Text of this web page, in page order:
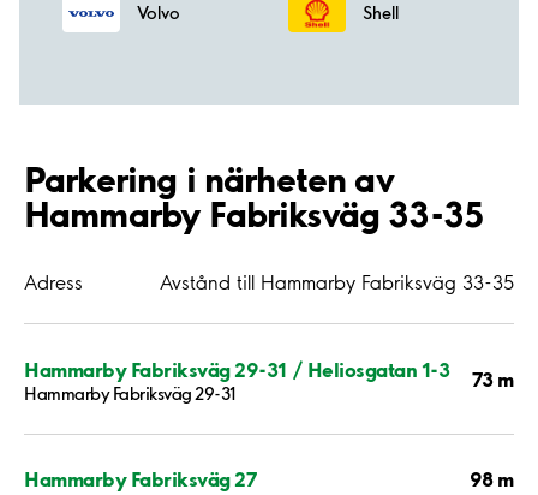
Volvo Shell
Parkering i närheten av
Hammarby Fabriksväg 33-35
Adress Avstånd till Hammarby Fabriksväg 33-35
Hammarby Fabriksväg 29-31 / Heliosgatan 1-3
Hammarby Fabriksväg 29-31
73 m
Hammarby Fabriksväg 27 98 m